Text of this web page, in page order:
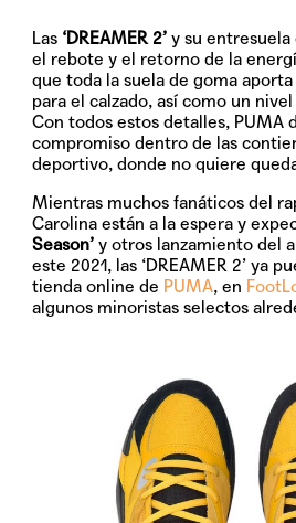
Las ‘DREAMER 2’ y su entresuela
el rebote y el retorno de la
que toda la suela de goma
para el calzado, así como un
Con todos estos detalles, PUMA
compromiso dentro de las
deportivo, donde no quiere
Mientras muchos fanáticos del
Carolina están a la espera y
Season’ y otros lanzamiento del
este 2021, las ‘DREAMER 2’ ya
tienda online de PUMA, en
algunos minoristas selectos